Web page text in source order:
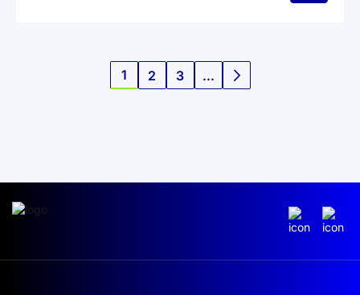
Страница
You're currently reading page
1 Страница
2 Страница
3 ... Страница
Следующее